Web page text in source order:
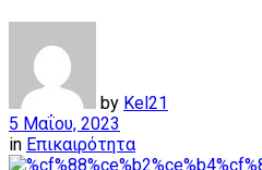
by Kel21
5 Μαΐου, 2023
in Επικαιρότητα